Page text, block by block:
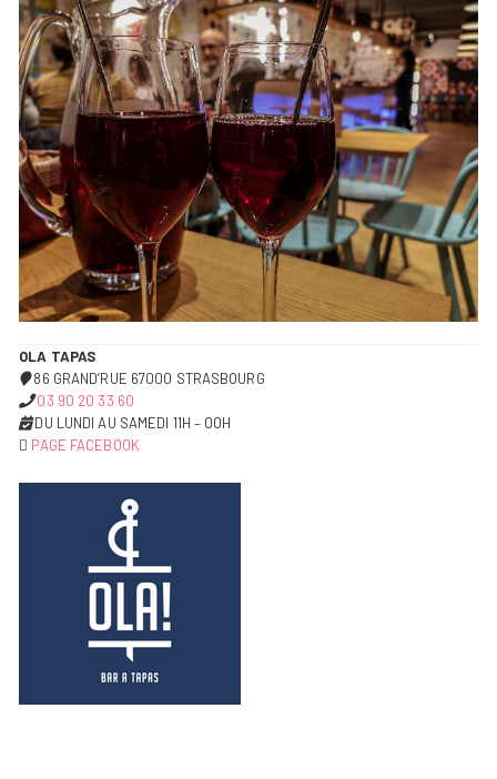
OLA TAPAS
86 GRAND’RUE 67000 STRASBOURG
03 90 20 33 60
DU LUNDI AU SAMEDI 11H – 00H
PAGE FACEBOOK